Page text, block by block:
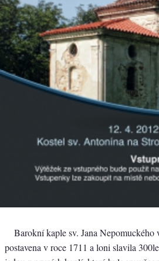
Barokní kaple sv. Jana
postavena v roce 1711 a loni slavila